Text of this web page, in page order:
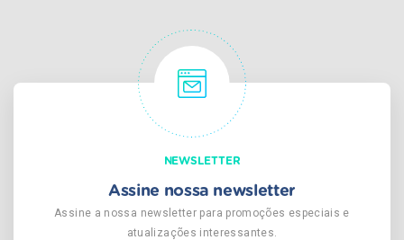
NEWSLETTER
Assine nossa newsletter
Assine a nossa newsletter para promoções especiais e
atualizações interessantes.